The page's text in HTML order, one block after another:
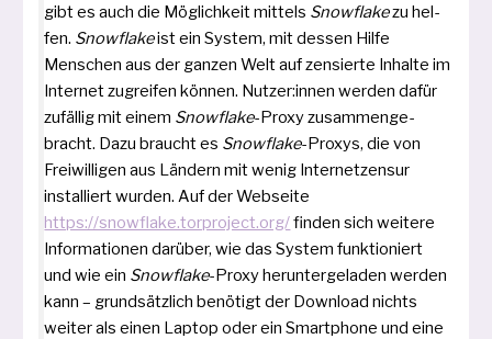
gibt es auch die Möglichkeit mit­tels Snowflakezu hel­
fen. Snowflakeist ein System, mit des­sen Hilfe
Menschen aus der gan­zen Welt auf zen­sier­te Inhalte im
Internet zugrei­fen kön­nen. Nutzer:innen wer­den dafür
zufäl­lig mit einem Snowflake-Proxy zusam­men­ge­
bracht. Dazu braucht es Snowflake-Proxys, die von
Freiwilligen aus Ländern mit wenig Internetzensur
instal­liert wur­den. Auf der Webseite
https://snowflake.torproject.org/fin­den sich wei­te­re
Informationen dar­über, wie das System funk­tio­niert
und wie ein Snowflake-Proxy her­un­ter­ge­la­den wer­den
kann – grund­sätz­lich benö­tigt der Download nichts
wei­ter als einen Laptop oder ein Smartphone und eine